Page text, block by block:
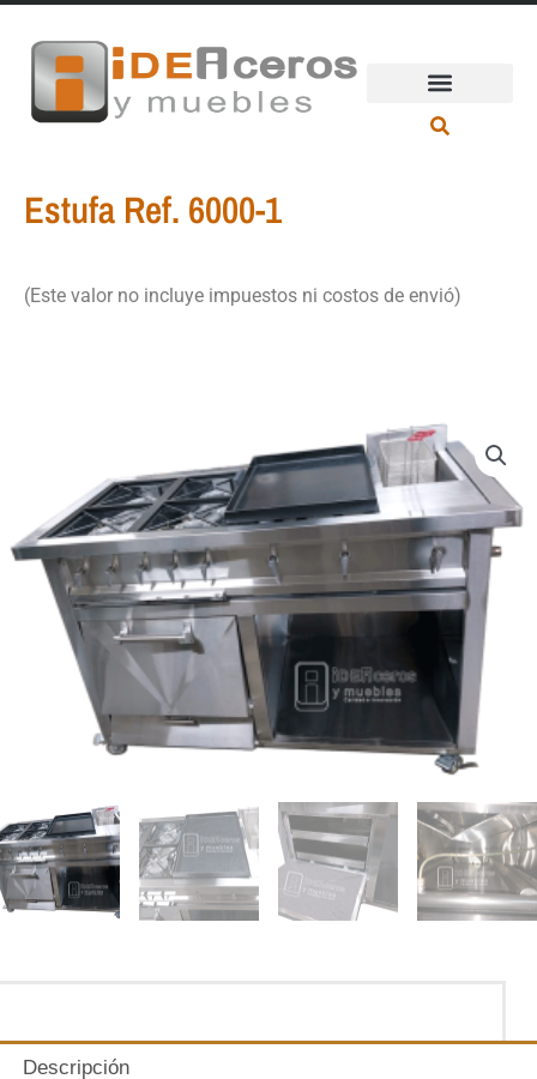
contenido
Estufa Ref. 6000-1
(Este valor no incluye impuestos ni costos de envió)
Descripción